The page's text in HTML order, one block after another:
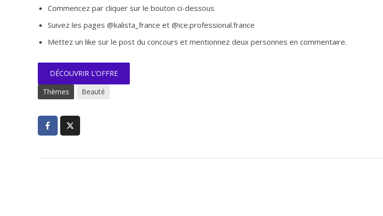
Commencez par cliquer sur le bouton ci-dessous
Suivez les pages @kalista_france et @ice.professional.france
Mettez un like sur le post du concours et mentionnez deux personnes en commentaire.
DÉCOUVRIR L’OFFRE
Thèmes
Beauté